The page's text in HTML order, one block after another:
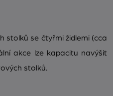
stolků se čtyřmi židlemi (cca
akce lze kapacitu navýšit
stolků.